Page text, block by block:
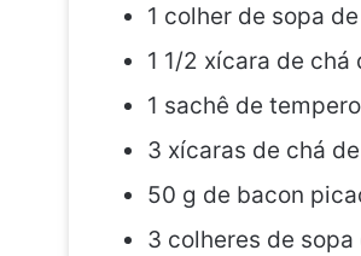
1 colher de sopa
1 1/2 xícara de chá
1 sachê de
3 xícaras de chá
50 g de bacon
3 colheres de